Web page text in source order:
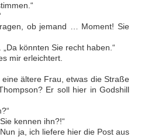
ob jemand … Moment! Sie
könnten Sie recht haben.“
mir erleichtert.
ältere Frau, etwas die Straße
Er soll hier in Godshill
kennen ihn?!“
ja, ich liefere hier die Post aus